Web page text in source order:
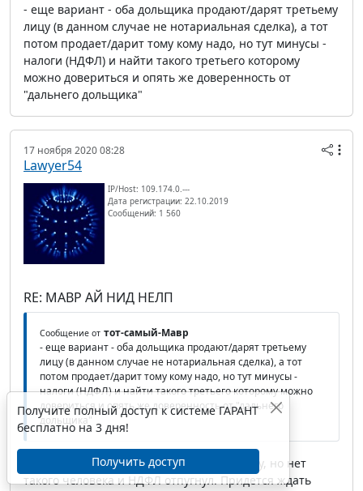
- еще вариант - оба дольщика продают/дарят третьему
лицу (в данном случае не нотариальная сделка), а тот
потом продает/дарит тому кому надо, но тут минусы -
налоги (НДФЛ) и найти такого третьего которому
можно довериться и опять же доверенность от
"дальнего дольщика"
17 ноября 2020 08:28
Lawyer54
IP/Host: 109.174.0.---
Дата регистрации: 22.10.2019
Сообщений: 1 560
RE: МАВР АЙ НИД НЕЛП
Сообщение от тот-самый-Мавр
- еще вариант - оба дольщика продают/дарят третьему
лицу (в данном случае не нотариальная сделка), а тот
потом продает/дарит тому кому надо, но тут минусы -
налоги (НДФЛ) и найти такого третьего которому можно
довериться и опять же доверенность от "дальнего
дольщика"
Да, такой вариант тоже приходил в голову, но нет
такого человека и НДФЛ отпугнул. Придется ждать
Получите полный доступ к системе ГАРАНТ
бесплатно на 3 дня!
Получить доступ